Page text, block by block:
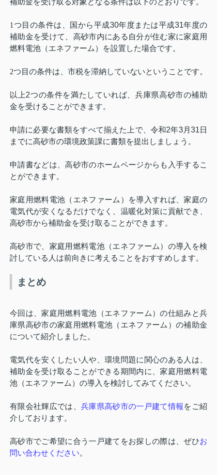
補助金を受け取る対象となる条件は以下のとおりです。
1 つ目の条件は、国から平成30年度または平成31年度の
補助金を受けて、高砂市内にある自分が住む家に家庭用
燃料電池（エネファーム）を設置した場合です。
2つ目の条件は、市税を滞納していないということです。
以上2つの条件を満たしていれば、兵庫県高砂市の補助
金を受けることができます。
申請に必要な書類をすべて揃えた上で、令和2年3月 31 日
までに高砂市の環境政策課に書類を提出しましょう。
申請書などは、高砂市のホームページからも入手するこ
とができます。
家庭用燃料電池（エネファーム）を導入すれば、家庭の
電気代が安くなるだけでなく、温暖化対策に貢献でき、
高砂市から補助金を受け取ることができます。
高砂市で、家庭用燃料電池（エネファーム）の導入を検
討している人は前向きに考えることをおすすめします。
まとめ
今回は、家庭用燃料電池（エネファーム）の仕組みと兵
庫県高砂市の家庭用燃料電池（エネファーム）の補助金
について紹介しました。
電気代を安くしたい人や、環境問題に関心のある人は、
補助金を受け取ることができる期間内に、家庭用燃料電
池（エネファーム）の導入を検討してみてください。
有限会社輝広では、 兵庫県高砂市の一戸建て情報 をご紹
介しております。
高砂市でご希望に合う一戸建てをお探しの際は、ぜひお
問い合わせください。